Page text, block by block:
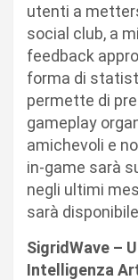
utenti a
social club, a
feedback
forma di
permette di
gameplay
amichevoli e
in-game sarà
negli ultimi
sarà
SigridWave –
Intelligenza